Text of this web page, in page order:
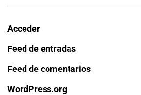
Acceder
Feed de entradas
Feed de comentarios
WordPress.org